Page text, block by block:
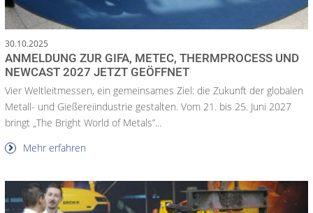
30.10.2025
ANMELDUNG ZUR GIFA, METEC, THERMPROCESS UND
NEWCAST 2027 JETZT GEÖFFNET
Vier Weltleitmessen, ein gemeinsames Ziel: die Zukunft der globalen
Metall- und Gießereiindustrie gestalten. Vom 21. bis 25. Juni 2027
bringt „The Bright World of Metals”...
Mehr erfahren